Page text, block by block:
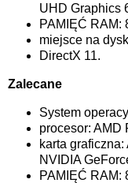
UHD Graphics
PAMIĘĆ RAM:
miejsce na
DirectX 11.
Zalecane
System
procesor: AMD
karta
NVIDIA
PAMIĘĆ RAM: